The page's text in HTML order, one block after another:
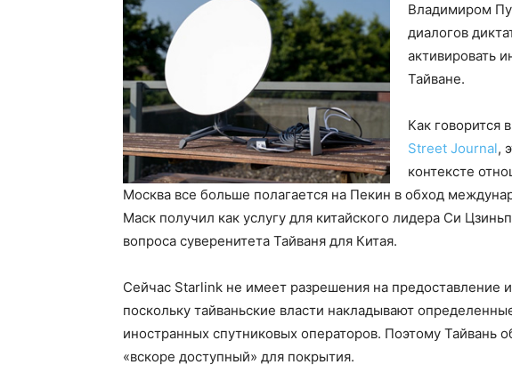
Владимиром
диалогов
активировать
Тайване.
Как говорится
Street Journal,
контексте
Москва все больше полагается на Пекин в обход
Маск получил как услугу для китайского лидера Си
вопроса суверенитета Тайваня для Китая.
Сейчас Starlink не имеет разрешения на предоставление
поскольку тайваньские власти накладывают
иностранных спутниковых операторов. Поэтому Тайвань
«вскоре доступный» для покрытия.